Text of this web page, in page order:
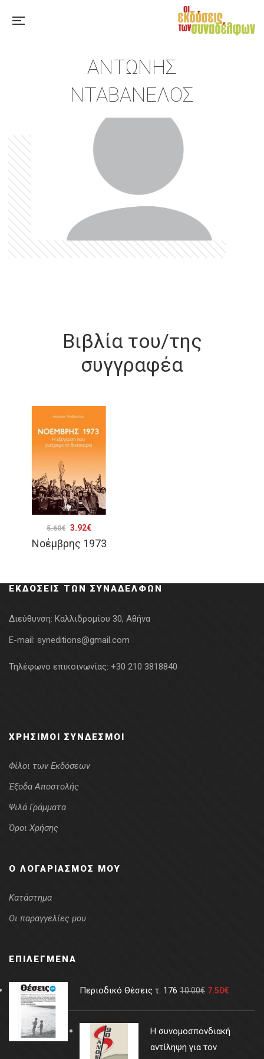
ΑΝΤΏΝΗΣ
ΝΤΑΒΑΝΈΛΟΣ
Βιβλία του/της
συγγραφέα
Νοέμβρης 1973
5.60€ Original
price
3.92€Η
τρέχουσα
3.92€.
ΕΚΔΌΣΕΙΣ ΤΩΝ ΣΥΝΑΔΈΛΦΩΝ
Διεύθυνση: Καλλιδρομίου 30, Αθήνα
E-mail: syneditions@gmail.com
Τηλέφωνο επικοινωνίας: +30 210 3818840
ΧΡΉΣΙΜΟΙ ΣΎΝΔΕΣΜΟΙ
Φίλοι των Εκδόσεων
Έξοδα Αποστολής
Ψιλά Γράμματα
Όροι Χρήσης
Ο ΛΟΓΑΡΙΑΣΜΌΣ ΜΟΥ
Κατάστημα
Οι παραγγελίες μου
ΕΠΙΛΕΓΜΈΝΑ
Περιοδικό Θέσεις τ. 176 10.00€ 7.50€
Η συνομοσπονδιακή
αντίληψη για τον